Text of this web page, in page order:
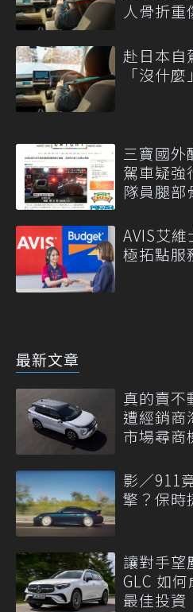
人骨折重
赴日本自
「沒什
三寶國外
駕車疑強
隊員腿部
AVIS艾
極拓點服
最新文章
真的賣
遭經銷商
市場尋商
影／911
擎？保時
讓對手望
GLC 如
最佳投資